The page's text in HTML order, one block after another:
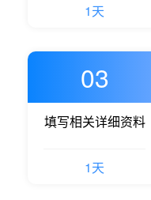
1天
03
填写相关详细资料
1天